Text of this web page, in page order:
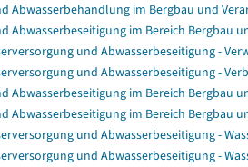
Abwasserbehandlung im Bergbau und
Abwasserbeseitigung im Bereich Bergbau
und Abwasserbeseitigung -
und Abwasserbeseitigung -
Abwasserbeseitigung im Bereich Bergbau
Abwasserbeseitigung im Bereich Bergbau
und Abwasserbeseitigung -
und Abwasserbeseitigung -